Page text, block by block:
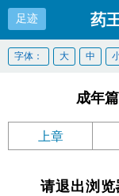
足迹 药
字体： 大 中
成年
上章
请退出浏